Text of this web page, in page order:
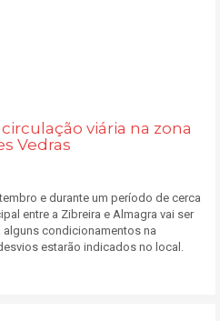
viária na zona
Vedras
e durante um período de cerca
entre a Zibreira e Almagra vai ser
condicionamentos na
estarão indicados no local.